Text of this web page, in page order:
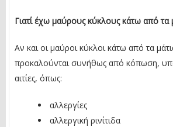
Γιατί έχω μαύρους κύκλους κάτω από τα
Αν και οι μαύροι κύκλοι κάτω από τα
προκαλούνται συνήθως από κόπωση,
αιτίες, όπως:
αλλεργίες
αλλεργική ρινίτιδα